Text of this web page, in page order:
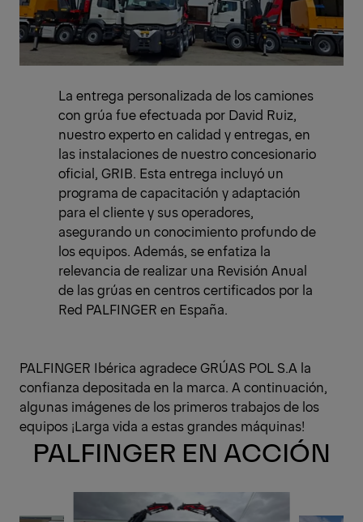
La entrega personalizada de los camiones
con grúa fue efectuada por David Ruiz,
nuestro experto en calidad y entregas, en
las instalaciones de nuestro concesionario
oficial, GRIB. Esta entrega incluyó un
programa de capacitación y adaptación
para el cliente y sus operadores,
asegurando un conocimiento profundo de
los equipos. Además, se enfatiza la
relevancia de realizar una Revisión Anual
de las grúas en centros certificados por la
Red PALFINGER en España.
PALFINGER Ibérica agradece GRÚAS POL S.A la
confianza depositada en la marca. A continuación,
algunas imágenes de los primeros trabajos de los
equipos ¡Larga vida a estas grandes máquinas!
PALFINGER EN ACCIÓN